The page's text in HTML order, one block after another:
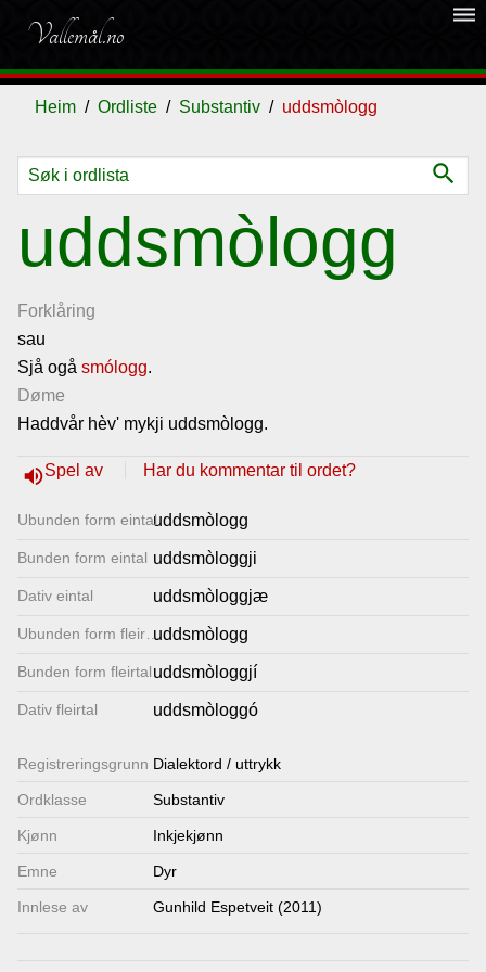
Vallemål.no
dehaze
Heim Ordliste Substantiv uddsmòlogg
search
uddsmòlogg
Forklåring
sau
Sjå ogå smólogg.
Døme
Haddvår hèv' mykji uddsmòlogg.
volume_upSpel av Har du kommentar til ordet?
Ubunden form eintaluddsmòlogg
Bunden form eintal uddsmòloggji
Dativ eintal uddsmòloggjæ
Ubunden form fleirtal
uddsmòlogg
Bunden form fleirtaluddsmòloggjí
Dativ fleirtal uddsmòloggó
Registrerings­grunn Dialektord / uttrykk
Ordklasse Substantiv
Kjønn Inkjekjønn
Emne Dyr
Innlese av Gunhild Espetveit (2011)
Ordliste
Om
vallemålet
Gjestebok
Lenkjer
Kontakt
oss